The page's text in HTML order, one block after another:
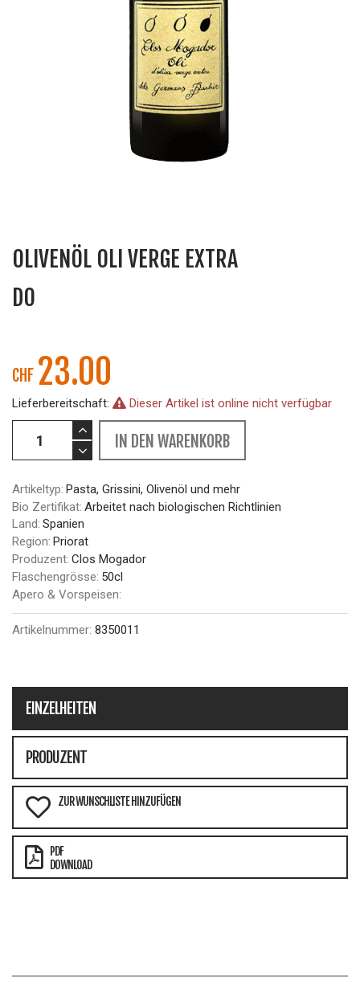
OLIVENÖL OLI VERGE EXTRA
DO
CHF 23.00
Lieferbereitschaft: Dieser Artikel ist online nicht verfügbar
IN DEN WARENKORB
Artikeltyp: Pasta, Grissini, Olivenöl und mehr
Bio Zertifikat: Arbeitet nach biologischen Richtlinien
Land: Spanien
Region: Priorat
Produzent: Clos Mogador
Flaschengrösse: 50cl
Apero & Vorspeisen:
Artikelnummer: 8350011
EINZELHEITEN
PRODUZENT
ZUR WUNSCHLISTE HINZUFÜGEN
PDF
DOWNLOAD